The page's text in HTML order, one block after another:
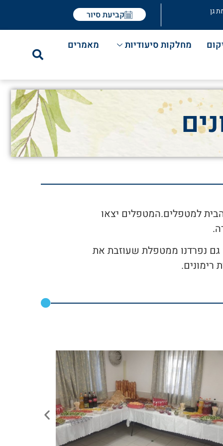
גן קביעת סיור
מחלקות סיעודיות מאמרים
למטפלים.המטפלים יצאו
גם נפרדנו ממטפלת שעוזבת את